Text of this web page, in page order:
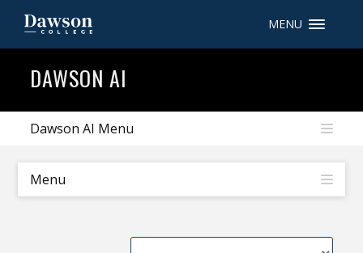
MENU
DAWSON AI
Dawson AI Menu
Menu
EN
portail My Dawson///